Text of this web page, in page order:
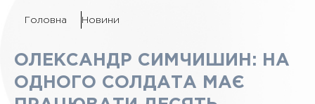
Головна Новини
ОЛЕКСАНДР СИМЧИШИН: НА
ОДНОГО СОЛДАТА МАЄ